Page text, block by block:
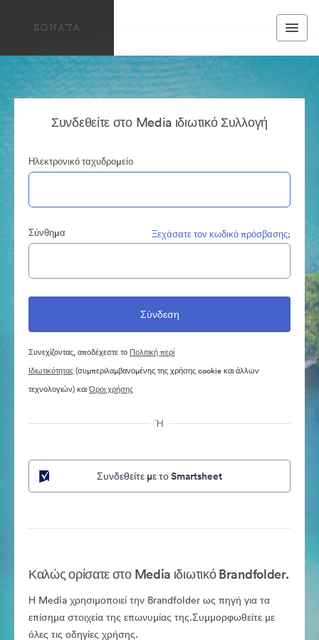
Συνδεθείτε στο Media ιδιωτικό Συλλογή
Ηλεκτρονικό ταχυδρομείο
Σύνθημα Ξεχάσατε τον κωδικό πρόσβασης;
Συνεχίζοντας, αποδέχεστε το Πολιτική περί
Ιδιωτικότητας(συμπεριλαμβανομένης της χρήσης cookie και άλλων
τεχνολογιών) καιΌροι χρήσης
Ή
Συνδεθείτε με το Smartsheet
Καλώς ορίσατε στο Media ιδιωτικό Brandfolder.
Η Media χρησιμοποιεί την Brandfolder ως πηγή για τα
επίσημα στοιχεία της επωνυμίας της.Συμμορφωθείτε με
όλες τις οδηγίες χρήσης.